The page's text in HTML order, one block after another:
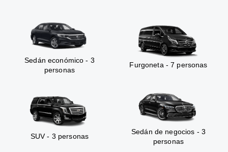
Sedán económico - 3
personas
Furgoneta - 7 personas
SUV - 3 personas
Sedán de negocios - 3
personas